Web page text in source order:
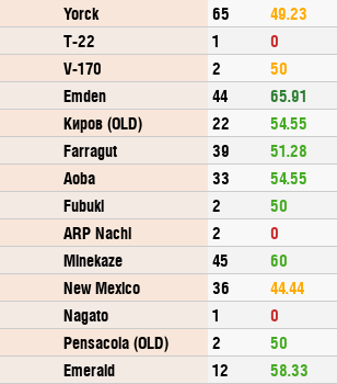
Yorck 65
49.23
T-22 1
0
V-170 2
50
Emden 44
65.91
Киров (OLD) 22
54.55
Farragut 39
51.28
Aoba 33
54.55
Fubuki 2
50
ARP Nachi 2
0
Minekaze 45
60
New Mexico 36
44.44
Nagato 1
0
Pensacola (OLD) 2
50
Emerald 12
58.33